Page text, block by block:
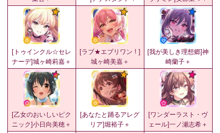
[トゥインクル☆セレ
ナーデ]城ヶ崎莉嘉＋
[ラブ★エブリワン ! ]
城ヶ崎美嘉＋
[我が美しき理想郷]神
崎蘭子＋
[乙女のおいしいピク
ニック]小日向美穂＋
[あなたと踊るアレグ
リア]堀裕子＋
[ワンダーラスト・ヴ
ェール]一ノ瀬志希＋